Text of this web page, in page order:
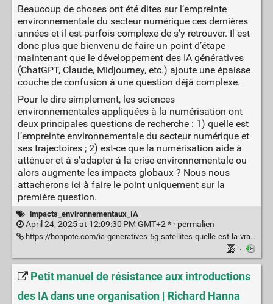
Beaucoup de choses ont été dites sur l’empreinte
environnementale du secteur numérique ces dernières
années et il est parfois complexe de s’y retrouver. Il est
donc plus que bienvenu de faire un point d’étape
maintenant que le développement des IA génératives
(ChatGPT, Claude, Midjourney, etc.) ajoute une épaisse
couche de confusion à une question déjà complexe.
Pour le dire simplement, les sciences
environnementales appliquées à la numérisation ont
deux principales questions de recherche : 1) quelle est
l’empreinte environnementale du secteur numérique et
ses trajectoires ; 2) est-ce que la numérisation aide à
atténuer et à s’adapter à la crise environnementale ou
alors augmente les impacts globaux ? Nous nous
attacherons ici à faire le point uniquement sur la
première question.
impacts_environnementaux_IA
April 24, 2025 at 12:09:30 PM GMT+2 * · permalien
https://bonpote.com/ia-generatives-5g-satellites-quelle-est-la-vraie-empreinte-environnementale-du-numerique/
·
Petit manuel de résistance aux introductions
des IA dans une organisation | Richard Hanna